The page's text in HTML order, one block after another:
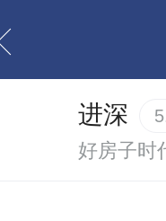
进深
好房子时